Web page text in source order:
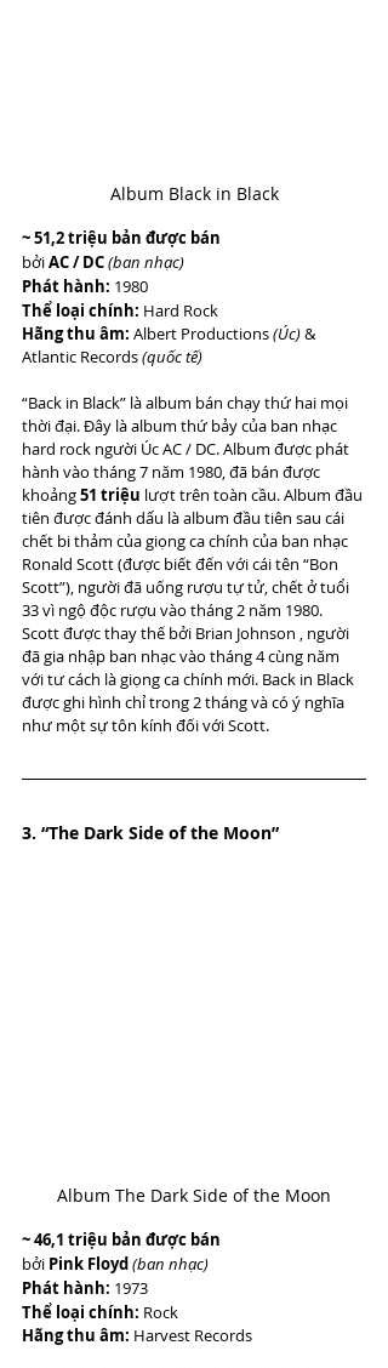
Album Black in Black
~ 51,2 triệu bản được bán
bởi AC / DC (ban nhạc)
Phát hành: 1980
Thể loại chính: Hard Rock
Hãng thu âm: Albert Productions (Úc) &
Atlantic Records (quốc tế)
“Back in Black” là album bán chạy thứ hai mọi
thời đại. Đây là album thứ bảy của ban nhạc
hard rock người Úc AC / DC. Album được phát
hành vào tháng 7 năm 1980, đã bán được
khoảng 51 triệu lượt trên toàn cầu. Album đầu
tiên được đánh dấu là album đầu tiên sau cái
chết bi thảm của giọng ca chính của ban nhạc
Ronald Scott (được biết đến với cái tên “Bon
Scott”), người đã uống rượu tự tử, chết ở tuổi
33 vì ngộ độc rượu vào tháng 2 năm 1980.
Scott được thay thế bởi Brian Johnson , người
đã gia nhập ban nhạc vào tháng 4 cùng năm
với tư cách là giọng ca chính mới. Back in Black
được ghi hình chỉ trong 2 tháng và có ý nghĩa
như một sự tôn kính đối với Scott.
3. “The Dark Side of the Moon”
Album The Dark Side of the Moon
~ 46,1 triệu bản được bán
bởi Pink Floyd (ban nhạc)
Phát hành: 1973
Thể loại chính: Rock
Hãng thu âm: Harvest Records